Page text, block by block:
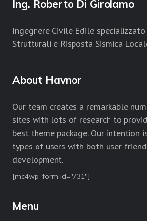
Ing. Roberto Di Girolamo
Ingegnere Civile Edile
Strutturali e Risposta Sismica
About Havnor
Our team creates a remarkable
sites with lots of research to
best theme package. Our intention
types of users with both user-
development.
[mc4wp_form id="731"]
Menu